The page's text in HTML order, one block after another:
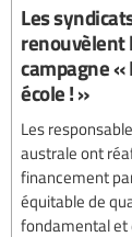
Les
renouvèlent
campagne «
école ! »
Les
australe ont
financement
équitable de
fondamental et